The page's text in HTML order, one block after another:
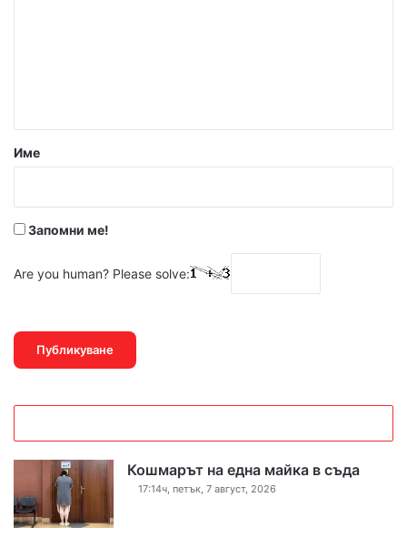
р
Име
Запомни ме!
Are you human? Please solve:
Кошмарът на една майка в съда
17:14ч, петък, 7 август, 2026